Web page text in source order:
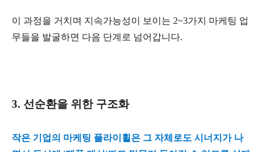
이 과정을 거치며 지속가능성이 보이는 2~3가지 마케팅 업
무들을 발굴하면 다음 단계로 넘어갑니다.
3. 선순환을 위한 구조화
작은 기업의 마케팅 플라이휠은 그 자체로도 시너지가 나